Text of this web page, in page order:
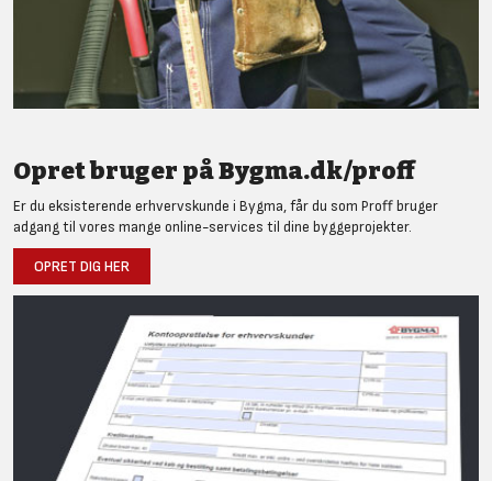
Opret bruger på Bygma.dk/proff
Er du eksisterende erhvervskunde i Bygma, får du som Proff bruger
adgang til vores mange online-services til dine byggeprojekter.
OPRET DIG HER